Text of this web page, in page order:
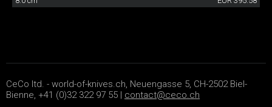
CeCo ltd. - world-of-knives.ch, Neuengasse 5, CH-2502 Biel-
Bienne, +41 (0)32 322 97 55 | contact@ceco.ch